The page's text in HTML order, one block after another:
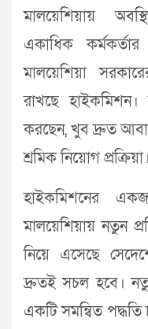
মালয়েশিয়ায়
একাধিক
মালয়েশিয়া
রাখছে হাইকমিশন।
করছেন, খুব দ্রুত
শ্রমিক নিয়োগ প্রক্রিয়া।
হাইকমিশনের
মালয়েশিয়ায় নতুন
নিয়ে এসেছে
দ্রুতই সচল হবে।
একটি সমন্বিত